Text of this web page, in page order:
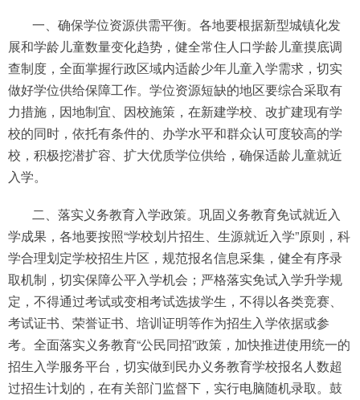
一、确保学位资源供需平衡。各地要根据新型城镇化发
展和学龄儿童数量变化趋势，健全常住人口学龄儿童摸底调
查制度，全面掌握行政区域内适龄少年儿童入学需求，切实
做好学位供给保障工作。学位资源短缺的地区要综合采取有
力措施，因地制宜、因校施策，在新建学校、改扩建现有学
校的同时，依托有条件的、办学水平和群众认可度较高的学
校，积极挖潜扩容、扩大优质学位供给，确保适龄儿童就近
入学。
二、落实义务教育入学政策。巩固义务教育免试就近入
学成果，各地要按照“学校划片招生、生源就近入学”原则，科
学合理划定学校招生片区，规范报名信息采集，健全有序录
取机制，切实保障公平入学机会；严格落实免试入学升学规
定，不得通过考试或变相考试选拔学生，不得以各类竞赛、
考试证书、荣誉证书、培训证明等作为招生入学依据或参
考。全面落实义务教育“公民同招”政策，加快推进使用统一的
招生入学服务平台，切实做到民办义务教育学校报名人数超
过招生计划的，在有关部门监督下，实行电脑随机录取。鼓